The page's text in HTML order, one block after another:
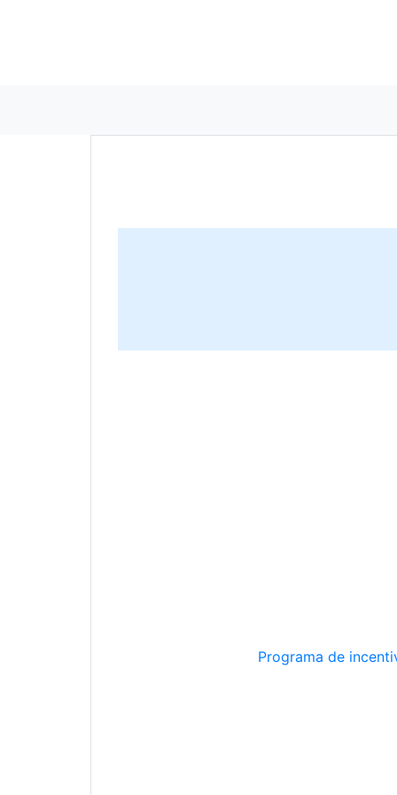
Programa de